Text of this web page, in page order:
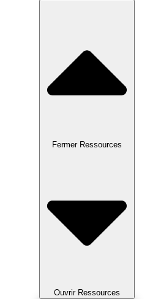
Fermer Ressources
Ouvrir Ressources